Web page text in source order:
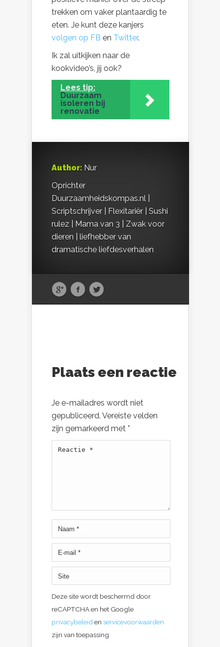
trekken om vaker plantaardig te
eten. Je kunt deze kanjers
volgen op FB en Twitter.
Ik zal uitkijken naar de
kookvideo’s, jij ook?
Lees tip:
Duurzaam
isoleren bij
renovatie
Author: Nur
Oprichter
Duurzaamheidskompas.nl |
Scriptschrijver | Flexitariër | Sushi
rulez | Mama van 3 | Zwak voor
dieren | liefhebber van
dramatische liefdesverhalen
Plaats een reactie
Je e-mailadres wordt niet
gepubliceerd. Vereiste velden
zijn gemarkeerd met *
Deze site wordt beschermd door
reCAPTCHA en het Google
privacybeleiden servicevoorwaarden
zijn van toepassing.